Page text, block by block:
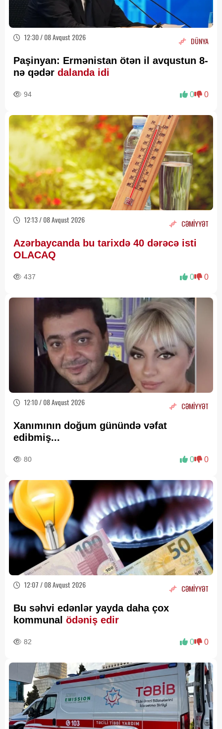
12:30 / 08 Avqust 2026 DÜNYA
Paşinyan: Ermənistan ötən il avqustun 8-
nə qədər dalanda idi
94 0 0
12:13 / 08 Avqust 2026 CƏMİYYƏT
Azərbaycanda bu tarixdə 40 dərəcə isti
OLACAQ
437 0 0
12:10 / 08 Avqust 2026 CƏMİYYƏT
Xanımının doğum günündə vəfat
edibmiş...
80 0 0
12:07 / 08 Avqust 2026 CƏMİYYƏT
Bu səhvi edənlər yayda daha çox
kommunal ödəniş edir
82 0 0